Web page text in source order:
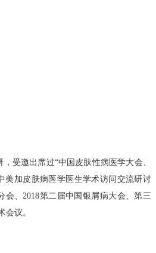
邀出席过“中国皮肤性病医学大会、
美加皮肤病医学医生学术访问交流研讨
会、2018第二届中国银屑病大会、第三
会议。